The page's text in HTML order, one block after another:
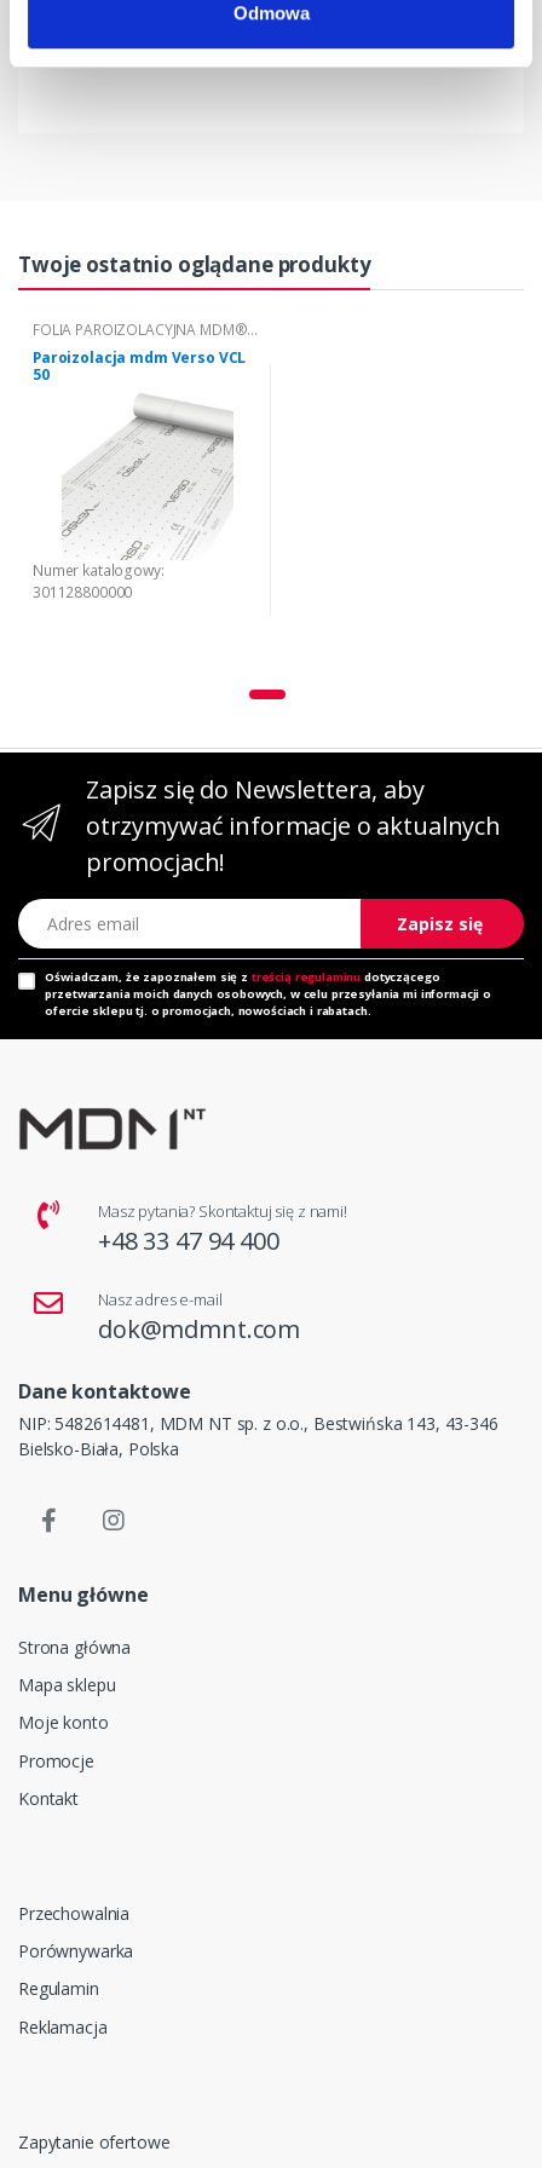
Odmowa
Deklaracja właściwości użytkowych
Twoje ostatnio oglądane produkty
FOLIA PAROIZOLACYJNA MDM®
VERSO VCL 50
Paroizolacja mdm Verso VCL
50
Numer katalogowy:
301128800000
Zapisz się do Newslettera, aby
otrzymywać informacje o aktualnych
promocjach!
Adres email
Zapisz się
Oświadczam, że zapoznałem się z treścią regulaminu dotyczącego
przetwarzania moich danych osobowych, w celu przesyłania mi informacji o
ofercie sklepu tj. o promocjach, nowościach i rabatach.
Masz pytania? Skontaktuj się z nami!
+48 33 47 94 400
Nasz adres e-mail
dok@mdmnt.com
Dane kontaktowe
NIP: 5482614481, MDM NT sp. z o.o., Bestwińska 143, 43-346
Bielsko-Biała, Polska
Menu główne
Strona główna
Mapa sklepu
Moje konto
Promocje
Kontakt
Przechowalnia
Porównywarka
Regulamin
Reklamacja
Zapytanie ofertowe